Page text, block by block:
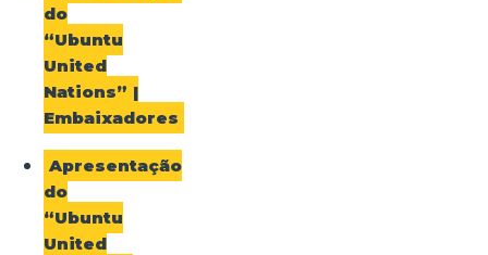
do
“Ubuntu
United
Nations” |
Embaixadores
Apresentação
do
“Ubuntu
United